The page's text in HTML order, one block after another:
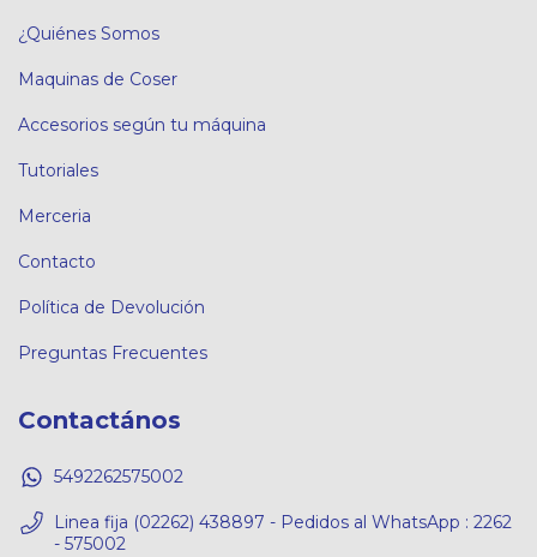
¿Quiénes Somos
Maquinas de Coser
Accesorios según tu máquina
Tutoriales
Merceria
Contacto
Política de Devolución
Preguntas Frecuentes
Contactános
5492262575002
Linea fija (02262) 438897 - Pedidos al WhatsApp : 2262
- 575002